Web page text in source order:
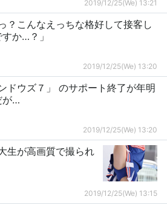
2019/12/25(We) 13:21
？こんなえっちな格好して接客し
か…？」
2019/12/25(We) 13:20
ドウズ７」 のサポート終了が年明
が…
2019/12/25(We) 13:20
生が高画質で撮られ
2019/12/25(We) 13:15